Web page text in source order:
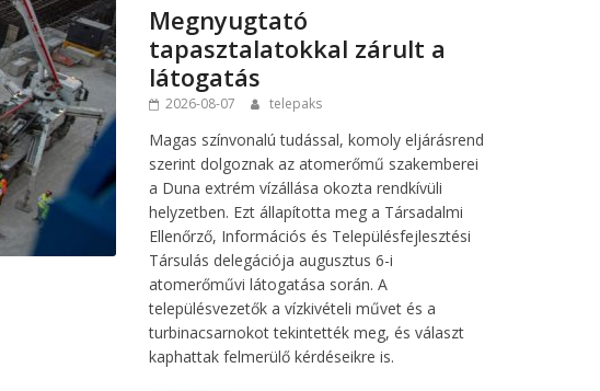
Megnyugtató
tapasztalatokkal zárult a
látogatás
2026-08-07 telepaks
Magas színvonalú tudással, komoly eljárásrend
szerint dolgoznak az atomerőmű szakemberei
a Duna extrém vízállása okozta rendkívüli
helyzetben. Ezt állapította meg a Társadalmi
Ellenőrző, Információs és Településfejlesztési
Társulás delegációja augusztus 6-i
atomerőművi látogatása során. A
településvezetők a vízkivételi művet és a
turbinacsarnokot tekintették meg, és választ
kaphattak felmerülő kérdéseikre is.